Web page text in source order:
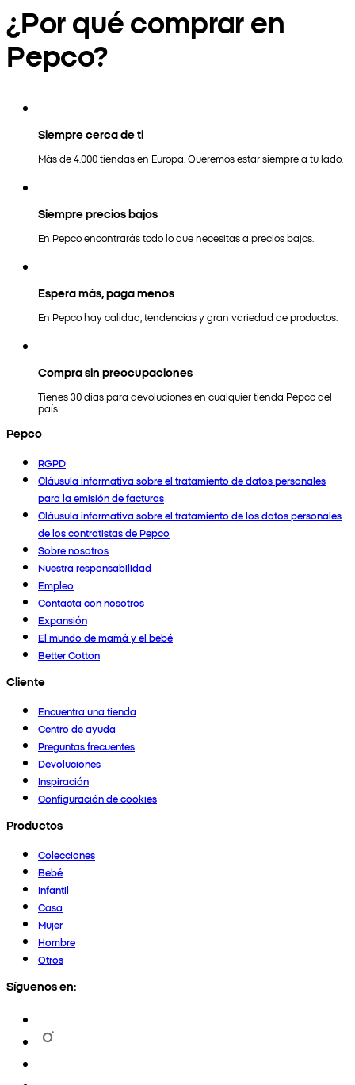
¿Por qué comprar en
Pepco?
Siempre cerca de ti
Más de 4.000 tiendas en Europa. Queremos estar siempre a tu lado.
Siempre precios bajos
En Pepco encontrarás todo lo que necesitas a precios bajos.
Espera más, paga menos
En Pepco hay calidad, tendencias y gran variedad de productos.
Compra sin preocupaciones
Tienes 30 días para devoluciones en cualquier tienda Pepco del
país.
Pepco
RGPD
Cláusula informativa sobre el tratamiento de datos personales
para la emisión de facturas
Cláusula informativa sobre el tratamiento de los datos personales
de los contratistas de Pepco
Sobre nosotros
Nuestra responsabilidad
Empleo
Contacta con nosotros
Expansión
El mundo de mamá y el bebé
Better Cotton
Cliente
Encuentra una tienda
Centro de ayuda
Preguntas frecuentes
Devoluciones
Inspiración
Configuración de cookies
Productos
Colecciones
Bebé
Infantil
Casa
Mujer
Hombre
Otros
Síguenos en: